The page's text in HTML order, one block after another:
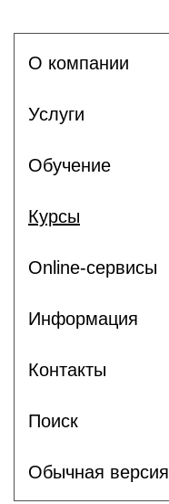
О компании
Услуги
Обучение
Курсы
Online-сервисы
Информация
Контакты
Поиск
Обычная версия